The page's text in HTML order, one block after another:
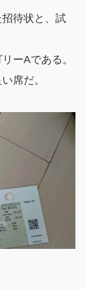
待状と、試
ーAである。
席だ。